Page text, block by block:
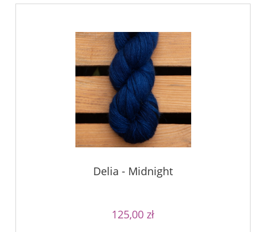
Delia - Midnight
125,00 zł